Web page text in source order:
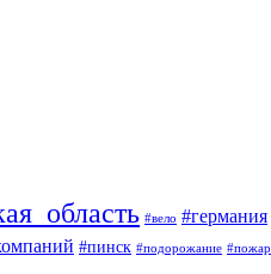
#вело #германия
#пинск #подорожание #пожар